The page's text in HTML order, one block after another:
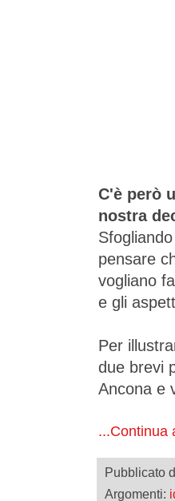
C'è però
nostra
pensare
vogliano
e gli
Per
due brevi
Ancona e
...Continua
Pubblicato
Argomenti: